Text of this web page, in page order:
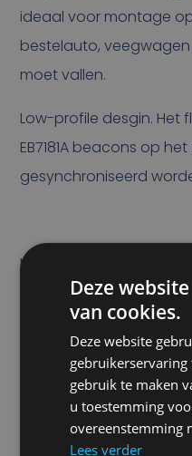
ideaal voor montage
bestelauto,
moet vallen.
Low-profile desgin. Het
EB7181A beacons op
gesynchroniseerd
Inclusief gesimuleerd
flitspatronen.
Deze
van cookies.
Deze website
gebruik te maken
u toestemming
overeenstemming
Lees verder